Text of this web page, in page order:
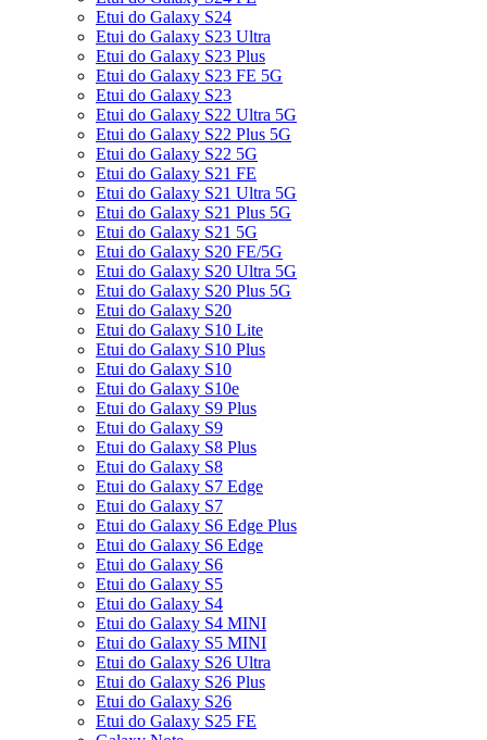
Etui do Galaxy S24
Etui do Galaxy S23 Ultra
Etui do Galaxy S23 Plus
Etui do Galaxy S23 FE 5G
Etui do Galaxy S23
Etui do Galaxy S22 Ultra 5G
Etui do Galaxy S22 Plus 5G
Etui do Galaxy S22 5G
Etui do Galaxy S21 FE
Etui do Galaxy S21 Ultra 5G
Etui do Galaxy S21 Plus 5G
Etui do Galaxy S21 5G
Etui do Galaxy S20 FE/5G
Etui do Galaxy S20 Ultra 5G
Etui do Galaxy S20 Plus 5G
Etui do Galaxy S20
Etui do Galaxy S10 Lite
Etui do Galaxy S10 Plus
Etui do Galaxy S10
Etui do Galaxy S10e
Etui do Galaxy S9 Plus
Etui do Galaxy S9
Etui do Galaxy S8 Plus
Etui do Galaxy S8
Etui do Galaxy S7 Edge
Etui do Galaxy S7
Etui do Galaxy S6 Edge Plus
Etui do Galaxy S6 Edge
Etui do Galaxy S6
Etui do Galaxy S5
Etui do Galaxy S4
Etui do Galaxy S4 MINI
Etui do Galaxy S5 MINI
Etui do Galaxy S26 Ultra
Etui do Galaxy S26 Plus
Etui do Galaxy S26
Etui do Galaxy S25 FE